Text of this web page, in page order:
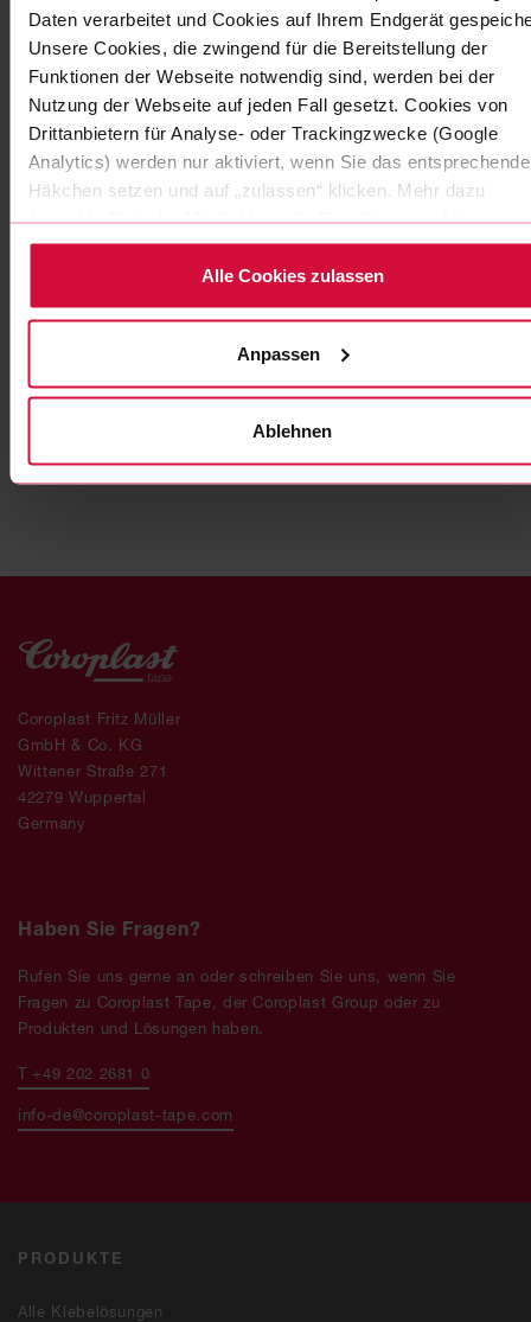
Daten verarbeitet und Cookies auf Ihrem Endgerät
Unsere Cookies, die zwingend für die Bereitstellung der
Funktionen der Webseite notwendig sind, werden bei der
Nutzung der Webseite auf jeden Fall gesetzt. Cookies von
Drittanbietern für Analyse- oder Trackingzwecke (Google
Analytics) werden nur aktiviert, wenn Sie das entsprechende
Häkchen setzen und auf „zulassen“ klicken. Mehr dazu
(einschließlich der Möglichkeit, die Einwilligungserklärung zu
widerrufen) erfahren Sie in unserer Datenschutzerklärung.
Alle Cookies zulassen
Anpassen
Ablehnen
Coroplast 833 MPX
PRODUKTE
Alle Klebelösungen
Coroplast Fritz Müller
GmbH & Co. KG
Wittener Straße 271
42279 Wuppertal
Germany
Haben Sie Fragen?
Rufen Sie uns gerne an oder schreiben Sie uns, wenn Sie
Fragen zu Coroplast Tape, der Coroplast Group oder zu
Produkten und Lösungen haben.
T +49 202 2681 0
info-de@coroplast-tape.com